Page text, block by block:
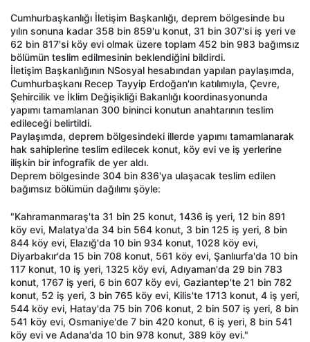
Cumhurbaşkanlığı İletişim Başkanlığı, deprem bölgesinde bu
yılın sonuna kadar 358 bin 859'u konut, 31 bin 307'si iş yeri ve
62 bin 817'si köy evi olmak üzere toplam 452 bin 983 bağımsız
bölümün teslim edilmesinin beklendiğini bildirdi.
İletişim Başkanlığının NSosyal hesabından yapılan paylaşımda,
Cumhurbaşkanı Recep Tayyip Erdoğan'ın katılımıyla, Çevre,
Şehircilik ve İklim Değişikliği Bakanlığı koordinasyonunda
yapımı tamamlanan 300 bininci konutun anahtarının teslim
edileceği belirtildi.
Paylaşımda, deprem bölgesindeki illerde yapımı tamamlanarak
hak sahiplerine teslim edilecek konut, köy evi ve iş yerlerine
ilişkin bir infografik de yer aldı.
Deprem bölgesinde 304 bin 836'ya ulaşacak teslim edilen
bağımsız bölümün dağılımı şöyle:
"Kahramanmaraş'ta 31 bin 25 konut, 1436 iş yeri, 12 bin 891
köy evi, Malatya'da 34 bin 564 konut, 3 bin 125 iş yeri, 8 bin
844 köy evi, Elazığ'da 10 bin 934 konut, 1028 köy evi,
Diyarbakır'da 15 bin 708 konut, 561 köy evi, Şanlıurfa'da 10 bin
117 konut, 10 iş yeri, 1325 köy evi, Adıyaman'da 29 bin 783
konut, 1767 iş yeri, 6 bin 607 köy evi, Gaziantep'te 21 bin 782
konut, 52 iş yeri, 3 bin 765 köy evi, Kilis'te 1713 konut, 4 iş yeri,
544 köy evi, Hatay'da 75 bin 706 konut, 2 bin 507 iş yeri, 8 bin
541 köy evi, Osmaniye'de 7 bin 420 konut, 6 iş yeri, 8 bin 541
köy evi ve Adana'da 10 bin 978 konut, 389 köy evi."